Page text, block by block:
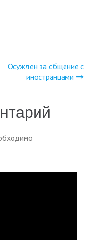
Осужден за общение с
иностранцами